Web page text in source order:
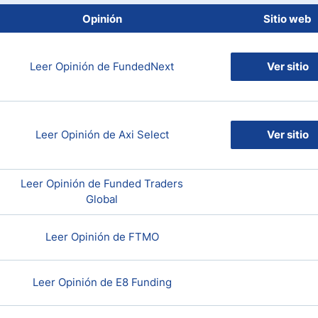
Opinión Sitio web
Leer Opinión de FundedNext Ver sitio
Leer Opinión de Axi Select Ver sitio
Leer Opinión de Funded Traders
Global
Leer Opinión de FTMO
Leer Opinión de E8 Funding